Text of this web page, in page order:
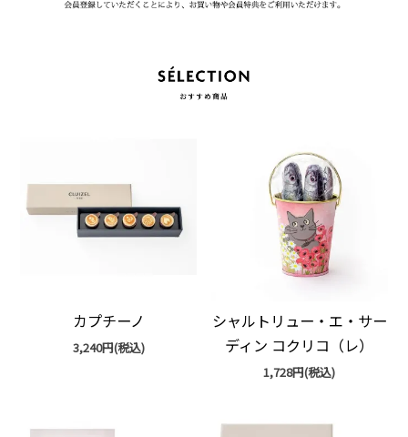
カプチーノ
3,240円(税込)
シャルトリュー・エ・サー
ディン コクリコ（レ）
1,728円(税込)